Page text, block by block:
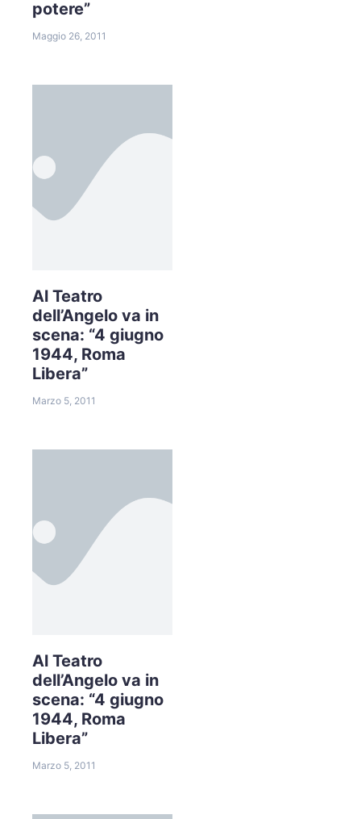
potere”
Maggio 26, 2011
Al Teatro
dell’Angelo va in
scena: “4 giugno
1944, Roma
Libera”
Marzo 5, 2011
Al Teatro
dell’Angelo va in
scena: “4 giugno
1944, Roma
Libera”
Marzo 5, 2011